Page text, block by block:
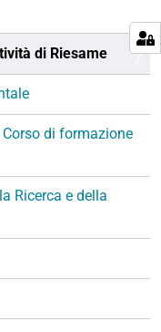
di Riesame
di formazione
Ricerca e della